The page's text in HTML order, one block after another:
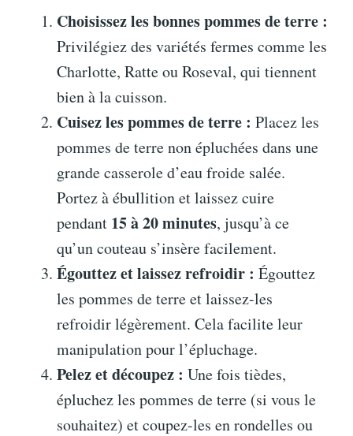
Choisissez les bonnes pommes de terre :
Privilégiez des variétés fermes comme les
Charlotte, Ratte ou Roseval, qui tiennent
bien à la cuisson.
Cuisez les pommes de terre : Placez les
pommes de terre non épluchées dans une
grande casserole d’eau froide salée.
Portez à ébullition et laissez cuire
pendant 15 à 20 minutes, jusqu’à ce
qu’un couteau s’insère facilement.
Égouttez et laissez refroidir : Égouttez
les pommes de terre et laissez-les
refroidir légèrement. Cela facilite leur
manipulation pour l’épluchage.
Pelez et découpez : Une fois tièdes,
épluchez les pommes de terre (si vous le
souhaitez) et coupez-les en rondelles ou